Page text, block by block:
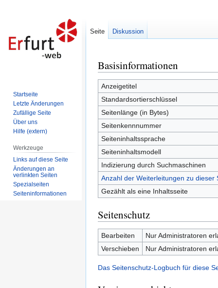
Zur
Navigation
springen
Zur
Suche
springen
Basisinformationen
Anzeigetitel
Standardsortierschlüssel
Seitenlänge (in Bytes)
Seitenkennnummer
Seiteninhaltssprache
Seiteninhaltsmodell
Indizierung durch Suchmaschinen
Anzahl der Weiterleitungen zu dieser
Gezählt als eine Inhaltsseite
Seitenschutz
Bearbeiten
Nur Administratoren
Verschieben
Nur Administratoren
Das Seitenschutz-Logbuch für diese
Seite Diskussion
Startseite
Letzte Änderungen
Zufällige Seite
Über uns
Hilfe (extern)
Werkzeuge
Links auf diese Seite
Änderungen an
verlinkten Seiten
Spezialseiten
Seiten­informationen